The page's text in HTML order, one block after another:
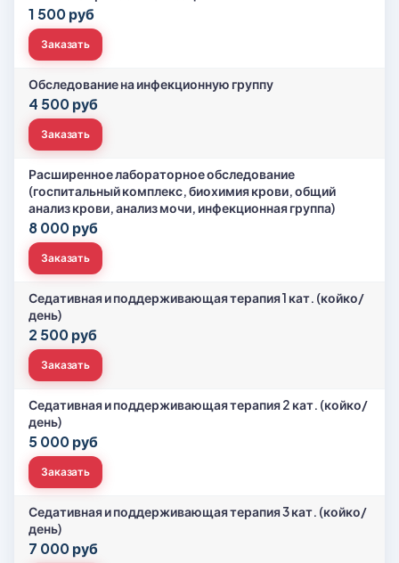
1 500 руб
Заказать
Обследование на инфекционную группу
4 500 руб
Заказать
Расширенное лабораторное обследование
(госпитальный комплекс, биохимия крови, общий
анализ крови, анализ мочи, инфекционная группа)
8 000 руб
Заказать
Седативная и поддерживающая терапия 1 кат. (койко/
день)
2 500 руб
Заказать
Седативная и поддерживающая терапия 2 кат. (койко/
день)
5 000 руб
Заказать
Седативная и поддерживающая терапия 3 кат. (койко/
день)
7 000 руб